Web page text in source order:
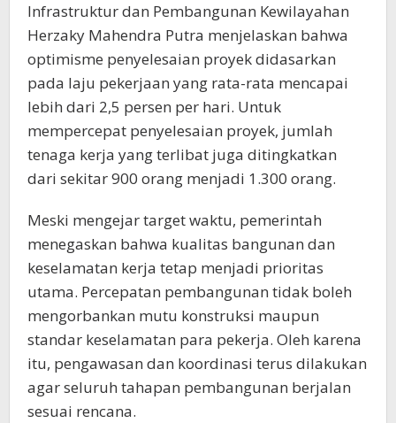
Infrastruktur dan Pembangunan Kewilayahan
Herzaky Mahendra Putra menjelaskan bahwa
optimisme penyelesaian proyek didasarkan
pada laju pekerjaan yang rata-rata mencapai
lebih dari 2,5 persen per hari. Untuk
mempercepat penyelesaian proyek, jumlah
tenaga kerja yang terlibat juga ditingkatkan
dari sekitar 900 orang menjadi 1.300 orang.
Meski mengejar target waktu, pemerintah
menegaskan bahwa kualitas bangunan dan
keselamatan kerja tetap menjadi prioritas
utama. Percepatan pembangunan tidak boleh
mengorbankan mutu konstruksi maupun
standar keselamatan para pekerja. Oleh karena
itu, pengawasan dan koordinasi terus dilakukan
agar seluruh tahapan pembangunan berjalan
sesuai rencana.